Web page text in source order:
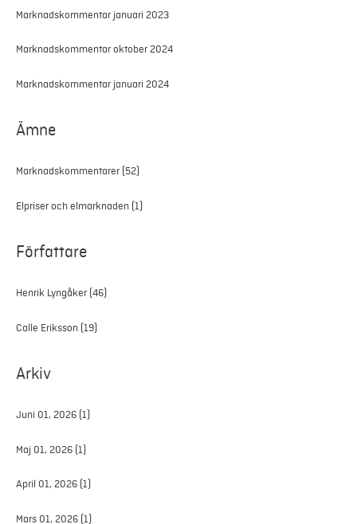
Marknadskommentar januari 2023
Marknadskommentar oktober 2024
Marknadskommentar januari 2024
Ämne
Marknadskommentarer (52)
Elpriser och elmarknaden (1)
Författare
Henrik Lyngåker (46)
Calle Eriksson (19)
Arkiv
Juni 01, 2026 (1)
Maj 01, 2026 (1)
April 01, 2026 (1)
Mars 01, 2026 (1)